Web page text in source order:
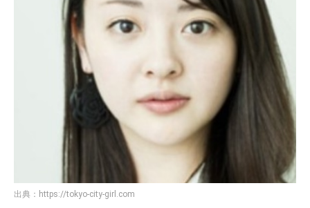
出典： https://tokyo-city-girl.com